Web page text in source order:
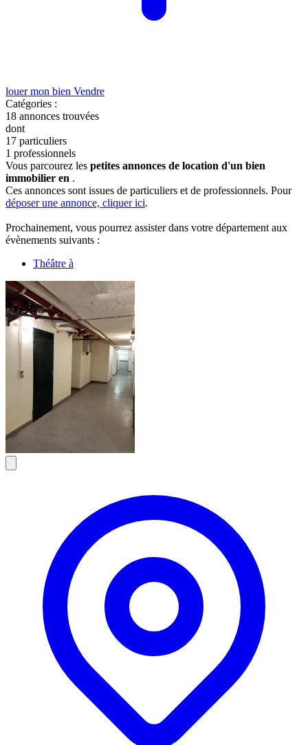
louer mon bien Vendre
Catégories :
18 annonces trouvées
dont
17 particuliers
1 professionnels
Vous parcourez les petites annonces de location d'un bien
immobilier en .
Ces annonces sont issues de particuliers et de professionnels. Pour
déposer une annonce, cliquer ici.
Prochainement, vous pourrez assister dans votre département aux
évènements suivants :
Théâtre à